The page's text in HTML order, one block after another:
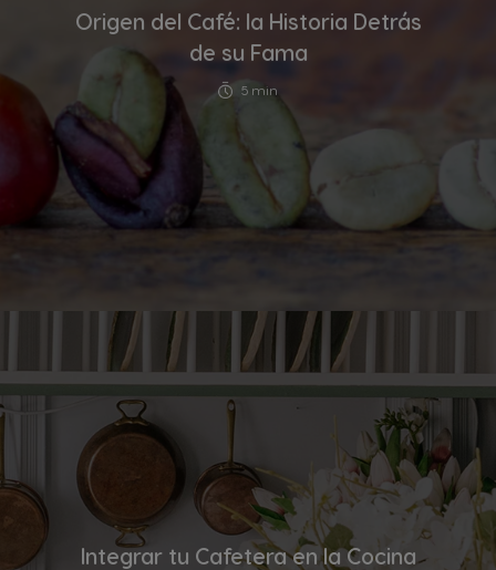
Origen del Café: la Historia Detrás
de su Fama
5 min
Integrar tu Cafetera en la Cocina